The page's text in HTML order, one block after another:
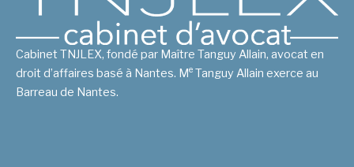
Cabinet TNJLEX, fondé par Maître Tanguy Allain, avocat en
droit d’affaires basé à Nantes. Me Tanguy Allain exerce au
Barreau de Nantes.